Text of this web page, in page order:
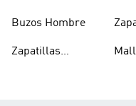
Buzos Hombre
Zapatillas